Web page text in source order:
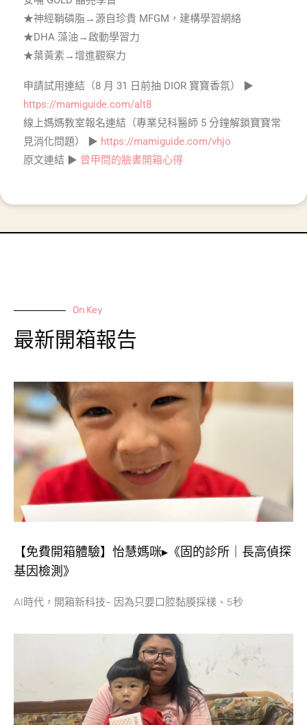
★神經鞘磷脂→源自珍貴 MFGM，建構學習網絡
★DHA 藻油→啟動學習力
★葉黃素→增進觀察力
申請試用連結（8 月 31 日前抽 DIOR 寶寶香氛） ▶
https://mamiguide.com/alt8
線上媽媽教室報名連結（專業兒科醫師 5 分鐘解鎖寶寶常
見消化問題） ▶ https://mamiguide.com/vhjo
原文連結 ▶ 曾甲問的臉書開箱心得
On Key
最新開箱報告
【免費開箱體驗】怡慧媽咪▸《固的診所｜長高偵探
基因檢測》
AI時代，開箱新科技~ 因為只要口腔黏膜採樣、5秒